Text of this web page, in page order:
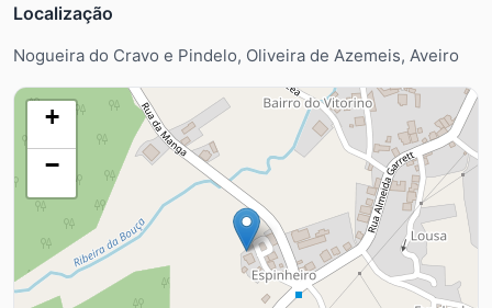
Localização
Nogueira do Cravo e Pindelo, Oliveira de Azemeis, Aveiro
+
−